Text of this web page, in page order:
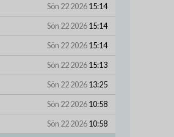
Sön 22 202615:14
Sön 22 202615:14
Sön 22 202615:14
Sön 22 202615:13
Sön 22 202613:25
Sön 22 202610:58
Sön 22 202610:58